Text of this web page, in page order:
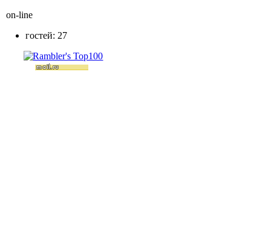
on-line
гостей: 27